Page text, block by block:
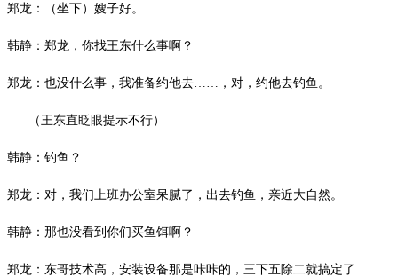
郑龙：（坐下）嫂子好。
韩静：郑龙，你找王东什么事啊？
郑龙：也没什么事，我准备约他去 ……，对，约他去钓鱼。
（王东直眨眼提示不行）
韩静：钓鱼？
郑龙：对，我们上班办公室呆腻了，出去钓鱼，亲近大自然。
韩静：那也没看到你们买鱼饵啊？
郑龙：东哥技术高，安装设备那是咔咔的，三下五除二就搞定了